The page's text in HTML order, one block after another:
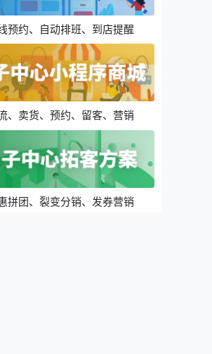
预约、自动排班、到店提醒
、卖货、预约、留客、营销
拼团、裂变分销、发券营销